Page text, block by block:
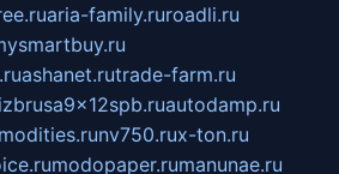
aria-family.ruroadli.ru
ashanet.rutrade-farm.ru
autodamp.ru
nv750.rux-ton.ru
modopaper.rumanunae.ru